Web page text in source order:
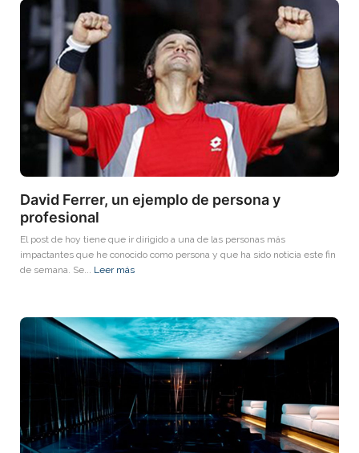
David Ferrer, un ejemplo de persona y
profesional
El post de hoy tiene que ir dirigido a una de las personas más
impactantes que he conocido como persona y que ha sido noticia este fin
de semana. Se... Leer más